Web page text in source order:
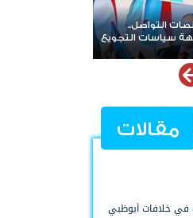
قيود الوصاية
مقالات
في خلافات أبوظبي